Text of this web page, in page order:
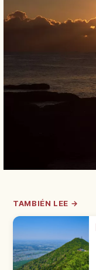
TAMBIÉN LEE →